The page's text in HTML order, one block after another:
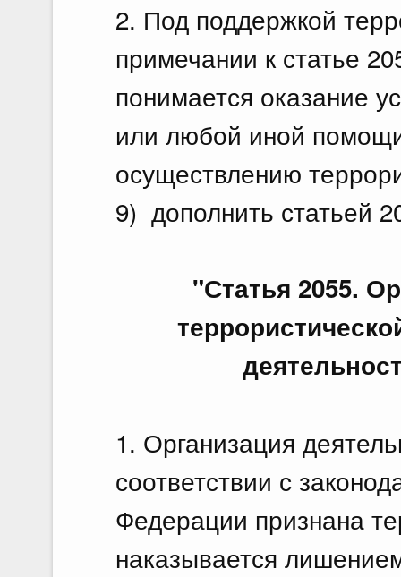
2. Под поддержкой
примечании к статье
понимается оказание
или любой иной
осуществлению
9) дополнить статьей
"Статья 2055.
1. Организация
соответствии с
Федерации признана
наказывается